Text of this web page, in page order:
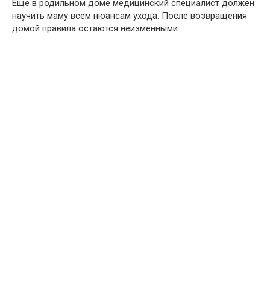
Еще в родильном доме медицинский специалист должен
научить маму всем нюансам ухода. После возвращения
домой правила остаются неизменными.